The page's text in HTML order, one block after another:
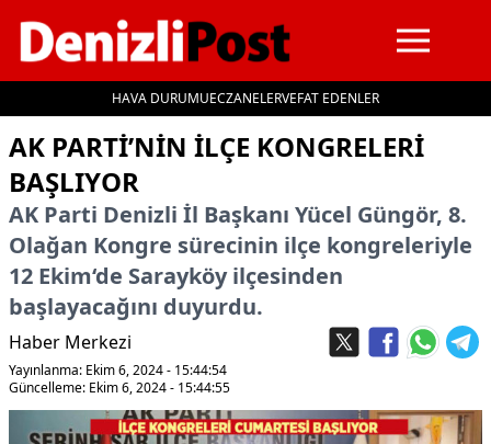
HAVA DURUMUECZANELERVEFAT EDENLER
AK PARTI’NIN ILÇE KONGRELERI
BAŞLIYOR
AK Parti Denizli İl Başkanı Yücel Güngör, 8.
Olağan Kongre sürecinin ilçe kongreleriyle
12 Ekim‘de Sarayköy ilçesinden
başlayacağını duyurdu.
Haber Merkezi
Yayınlanma: Ekim 6, 2024 - 15:44:54
Güncelleme: Ekim 6, 2024 - 15:44:55